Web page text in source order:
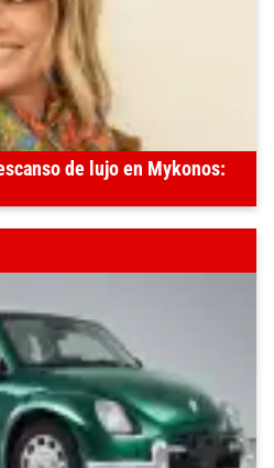
de lujo en Mykonos: